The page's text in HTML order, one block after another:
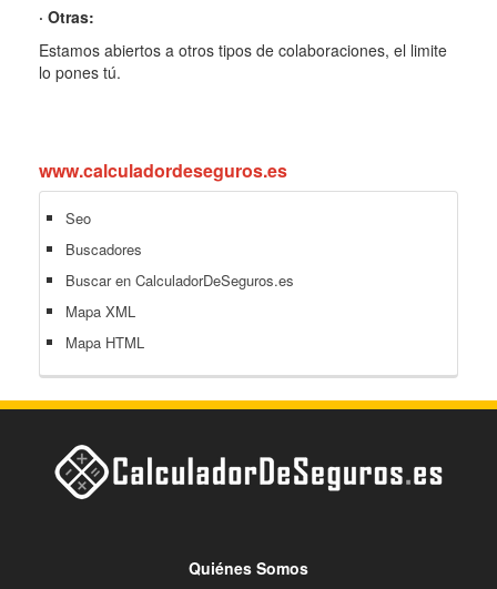
· Otras:
Estamos abiertos a otros tipos de colaboraciones, el limite
lo pones tú.
www.calculadordeseguros.es
Seo
Buscadores
Buscar en CalculadorDeSeguros.es
Mapa XML
Mapa HTML
Quiénes Somos